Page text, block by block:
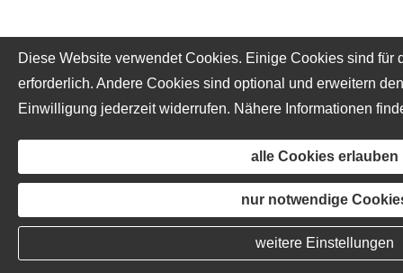
Diese Website verwendet Cookies. Einige Cookies sind für
erforderlich. Andere Cookies sind optional und erweitern
Einwilligung jederzeit widerrufen. Nähere Informationen
alle Cookies erlauben
nur notwendige
weitere Einstellungen